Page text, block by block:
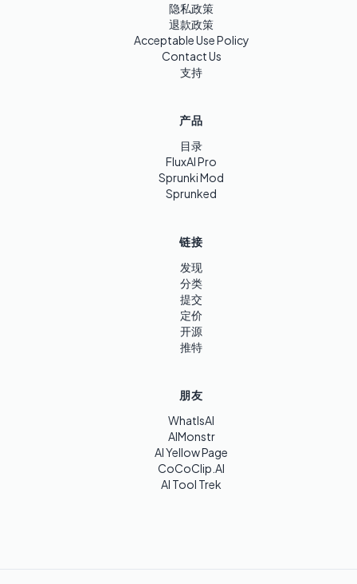
隐私政策
退款政策
Acceptable Use Policy
Contact Us
支持
产品
目录
FluxAI Pro
Sprunki Mod
Sprunked
链接
发现
分类
提交
定价
开源
推特
朋友
WhatIsAI
AIMonstr
AI Yellow Page
CoCoClip.AI
AI Tool Trek